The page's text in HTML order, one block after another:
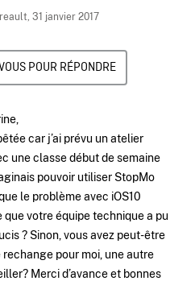
31 janvier 2017
POUR RÉPONDRE
car j’ai prévu un atelier
une classe début de semaine
pouvoir utiliser StopMo
le problème avec iOS10
que votre équipe technique a pu
? Sinon, vous avez peut-être
rechange pour moi, une autre
Merci d’avance et bonnes